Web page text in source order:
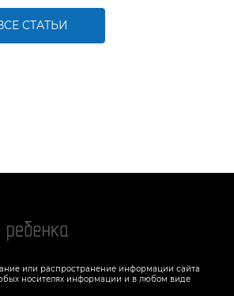
СТАТЬИ
или распространение информации сайта
носителях информации и в любом виде